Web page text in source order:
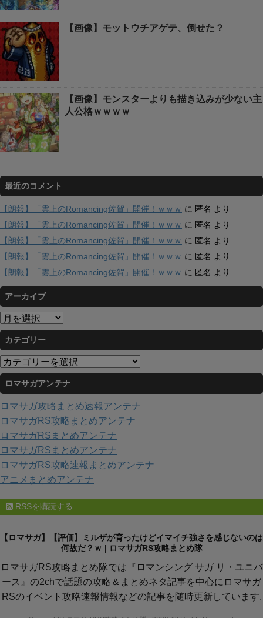
【画像】モットウチアゲテ、倒せた？
【画像】モンスターよりも描き込みが少ない主
人公格ｗｗｗｗ
最近のコメント
【朗報】「雲上のRomancing佐賀」開催！ｗｗｗ に 匿名 より
【朗報】「雲上のRomancing佐賀」開催！ｗｗｗ に 匿名 より
【朗報】「雲上のRomancing佐賀」開催！ｗｗｗ に 匿名 より
【朗報】「雲上のRomancing佐賀」開催！ｗｗｗ に 匿名 より
【朗報】「雲上のRomancing佐賀」開催！ｗｗｗ に 匿名 より
アーカイブ
ア
ー
カ
イ
ブ
カテゴリー
カ
テ
ゴ
リ
ー
ロマサガアンテナ
ロマサガ攻略まとめ速報アンテナ
ロマサガRS攻略まとめアンテナ
ロマサガRSまとめアンテナ
ロマサガRSまとめアンテナ
ロマサガRS攻略速報まとめアンテナ
アニメまとめアンテナ
RSSを購読する
【ロマサガ】【評価】ミルザが育ったけどイマイチ強さを感じないのは
何故だ？ｗ | ロマサガRS攻略まとめ隊
ロマサガRS攻略まとめ隊では『ロマンシング サガ リ・ユニバ
ース』の2chで話題の攻略＆まとめネタ記事を中心にロマサガ
RSのイベント攻略速報情報などの記事を随時更新しています.